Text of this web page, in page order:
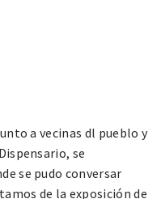
a vecinas dl pueblo y
se
se pudo conversar
de la exposición de